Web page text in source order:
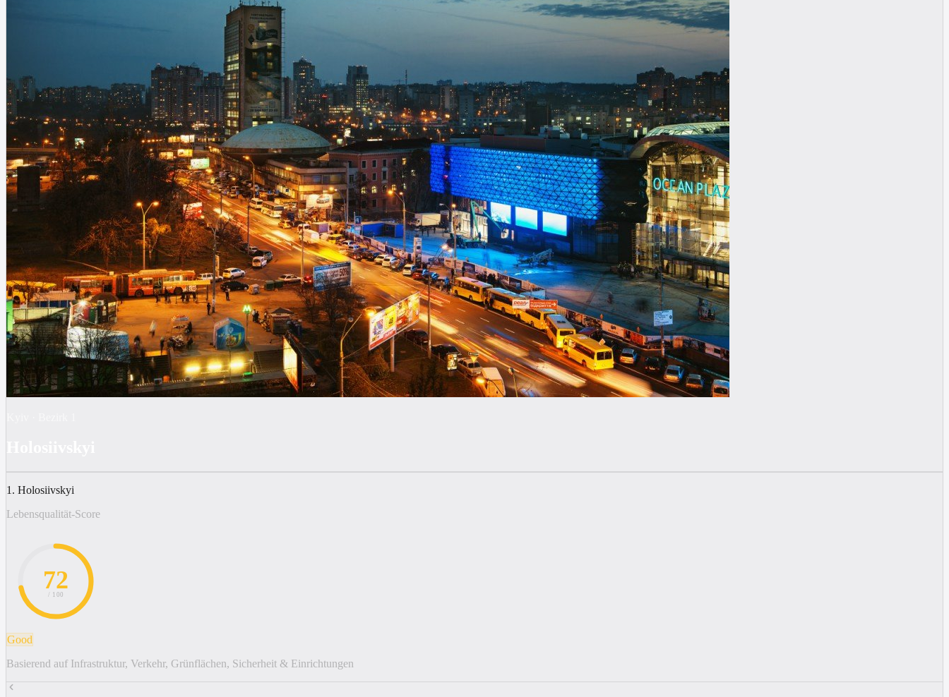
1. Holosiivskyi
Lebensqualität-Score
72
/ 100
Good
Basierend auf Infrastruktur, Verkehr, Grünflächen, Sicherheit & Einrichtungen